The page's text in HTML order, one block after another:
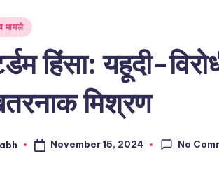
मामले
हिंसा: यहूदी-
मिश्रण
November 15, 2024 No